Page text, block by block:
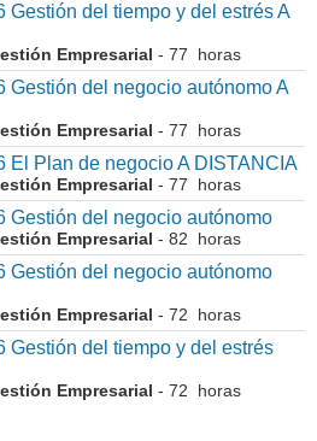
Gestión del tiempo y del estrés A
Empresarial - 77 horas
Gestión del negocio autónomo A
Empresarial - 77 horas
El Plan de negocio A DISTANCIA
Empresarial - 77 horas
Gestión del negocio autónomo
Empresarial - 82 horas
Gestión del negocio autónomo
Empresarial - 72 horas
Gestión del tiempo y del estrés
Empresarial - 72 horas